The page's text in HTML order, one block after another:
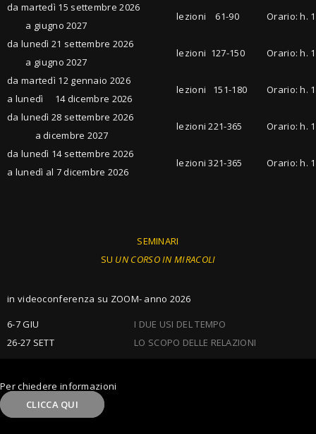
da martedì 15 settembre 2026
a giugno 2027
lezioni 61-90 Orario: h.
da lunedì 21 settembre 2026
a giugno 2027
lezioni 127-150 Orario: h.
da martedì 12 gennaio 2026
a lunedì 14 dicembre 2026
lezioni 151-180 Orario: h.
da lunedì 28 settembre 2026
a dicembre 2027
lezioni 221-365 Orario: h.
da lunedì 14 settembre 2026
a lunedì al 7 dicembre 2026
lezioni 321-365 Orario: h.
SEMINARI
SU UN CORSO IN MIRACOLI
in videoconferenza su ZOOM- anno 2026
6-7 GIU
I DUE USI DEL TEMPO
26-27 SETT
LO SCOPO DELLE RELAZIONI
Per chiedere informazioni
CLICCA QUI